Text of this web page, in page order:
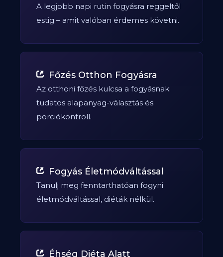
A legjobb napi rutin fogyásra reggeltől
estig – amit valóban érdemes követni.
Főzés Otthon Fogyásra
Az otthoni főzés kulcsa a fogyásnak:
tudatos alapanyag-választás és
porciókontroll.
Fogyás Életmódváltással
Tanulj meg fenntarthatóan fogyni
életmódváltással, diéták nélkül.
Éhség Diéta Alatt